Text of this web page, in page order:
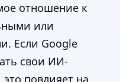
отношение к
или
Если Google
свои ИИ-